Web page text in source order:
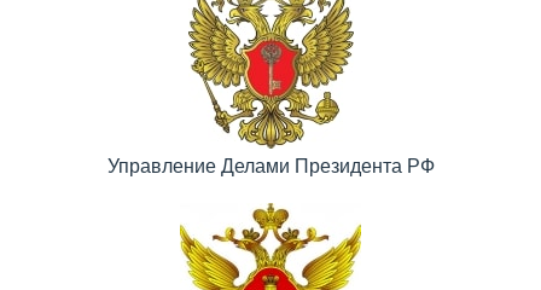
Управление Делами Президента РФ